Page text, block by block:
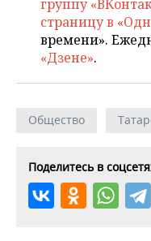
группу
страницу в
времени».
«Дзене».
Общество
Поделитесь в